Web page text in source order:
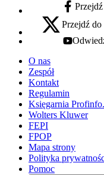
facebook -
x - otwiera się w
Przejdź
youtube -
O nas
Zespół
Kontakt
Regulamin
Księgarnia
Wolters Kluwer
FEPI
FPOP
Mapa strony
Polityka
Pomoc